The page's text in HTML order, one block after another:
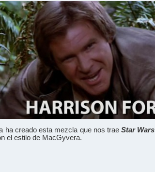
ha creado esta mezcla que nos traeStar Wars
el estilo de MacGyvera.